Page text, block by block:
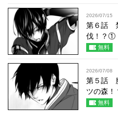
2026/07/15
第６話
伐！？①
無料
2026/07/08
第５話
ツの森
無料